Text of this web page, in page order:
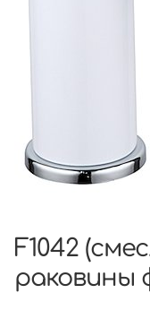
F1042
раковины